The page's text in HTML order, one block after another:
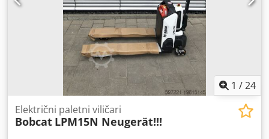
1 /24
Električni paletni viličari
Bobcat LPM15N Neugerät!!!